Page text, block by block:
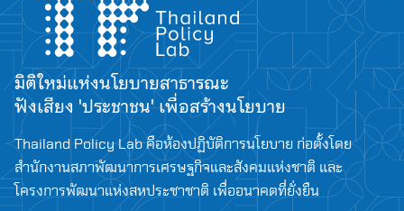
มิติใหม่แห่งนโยบายสาธารณะ
ฟังเสียง 'ประชาชน' เพื่อสร้างนโยบาย
Thailand Policy Lab คือห้องปฏิบัติการนโยบาย ก่อตั้งโดย
สำนักงานสภาพัฒนาการเศรษฐกิจและสังคมแห่งชาติ และ
โครงการพัฒนาแห่งสหประชาชาติ เพื่ออนาคตที่ยั่งยืน